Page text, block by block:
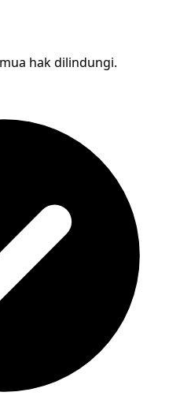
hak dilindungi.